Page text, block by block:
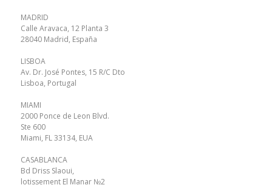
MADRID
Calle Aravaca, 12 Planta 3
28040 Madrid, España
LISBOA
Av. Dr. José Pontes, 15 R/C Dto
Lisboa, Portugal
MIAMI
2000 Ponce de Leon Blvd.
Ste 600
Miami, FL 33134, EUA
CASABLANCA
Bd Driss Slaoui,
lotissement El Manar №2